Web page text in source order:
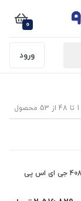
0
ورود